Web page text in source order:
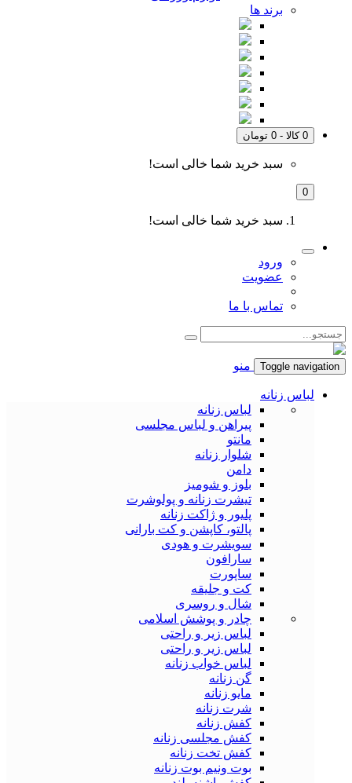
برند ها
0 کالا - 0 تومان
سبد خرید شما خالی است!
0
سبد خرید شما خالی است!
ورود
عضویت
تماس با ما
Toggle navigation منو
لباس زنانه
لباس زنانه
پیراهن و لباس مجلسی
مانتو
شلوار زنانه
دامن
بلوز و شومیز
تیشرت زنانه و پولوشرت
پلیور و ژاکت زنانه
پالتو، کاپشن و کت بارانی
سویشرت و هودی
سارافون
ساپورت
کت و جلیقه
شال و روسری
چادر و پوشش اسلامی
لباس زیر و راحتی
لباس زیر و راحتی
لباس خواب زنانه
گن زنانه
مایو زنانه
شرت زنانه
کفش زنانه
کفش مجلسی زنانه
کفش تخت زنانه
بوت ونیم بوت زنانه